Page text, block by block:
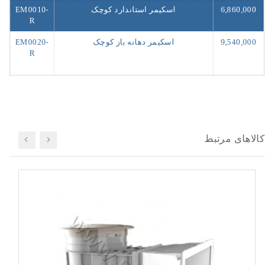
6,860,000 اسکیمر استاندارد کوچک
EM0010-
R
9,540,000 اسکیمر دهانه باز کوچک
EM0020-
R
کالاهای مرتبط